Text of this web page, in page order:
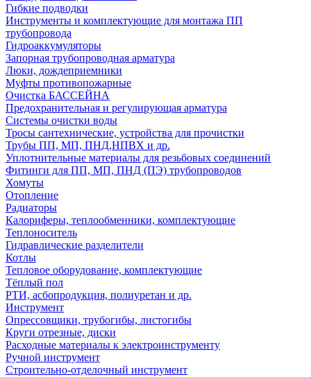
Гибкие подводки
Инструменты и комплектующие для монтажа ПП
трубопровода
Гидроаккумуляторы
Запорная трубопроводная арматура
Люки, дождеприемники
Муфты противопожарные
Очистка БАССЕЙНА
Предохранительная и регулирующая арматура
Системы очистки воды
Тросы сантехнические, устройства для прочистки
Трубы ПП, МП, ПНД,НПВХ и др.
Уплотнительные материалы для резьбовых соединений
Фитинги для ПП, МП, ПНД (ПЭ) трубопроводов
Хомуты
Отопление
Радиаторы
Калориферы, теплообменники, комплектующие
Теплоноситель
Гидравлические разделители
Котлы
Тепловое оборудование, комплектующие
Тёплый пол
РТИ, асбопродукция, полиуретан и др.
Инструмент
Опрессовщики, трубогибы, листогибы
Круги отрезные, диски
Расходные материалы к электроинструменту
Ручной инструмент
Строительно-отделочный инструмент